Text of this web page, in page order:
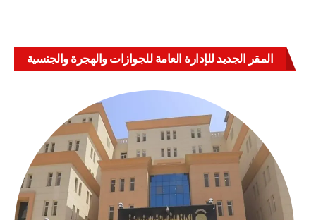
المقر الجديد للإدارة العامة للجوازات والهجرة والجنسية